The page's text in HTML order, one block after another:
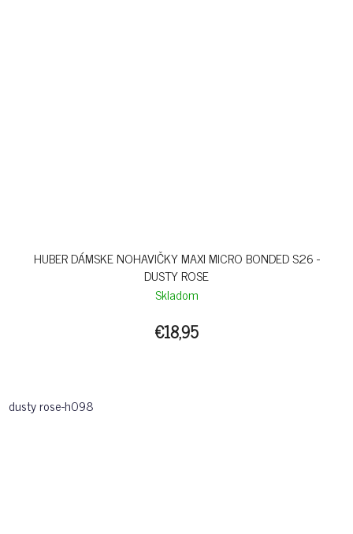
HUBER DÁMSKE NOHAVIČKY MAXI MICRO BONDED S26 -
DUSTY ROSE
Skladom
€18,95
dusty rose-h098